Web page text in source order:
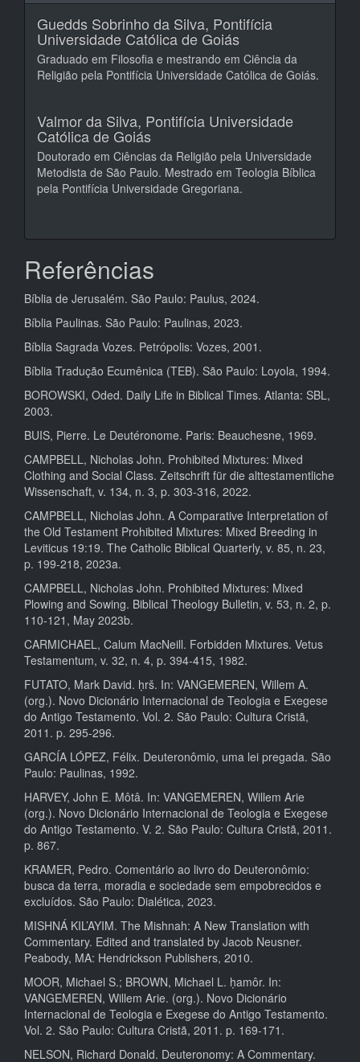
Guedds Sobrinho da Silva, Pontifícia
Universidade Católica de Goiás
Graduado em Filosofia e mestrando em Ciência da
Religião pela Pontifícia Universidade Católica de Goiás.
Valmor da Silva, Pontifícia Universidade
Católica de Goiás
Doutorado em Ciências da Religião pela Universidade
Metodista de São Paulo. Mestrado em Teologia Bíblica
pela Pontifícia Universidade Gregoriana.
Referências
Bíblia de Jerusalém. São Paulo: Paulus, 2024.
Bíblia Paulinas. São Paulo: Paulinas, 2023.
Bíblia Sagrada Vozes. Petrópolis: Vozes, 2001.
Bíblia Tradução Ecumênica (TEB). São Paulo: Loyola, 1994.
BOROWSKI, Oded. Daily Life in Biblical Times. Atlanta: SBL,
2003.
BUIS, Pierre. Le Deutéronome. Paris: Beauchesne, 1969.
CAMPBELL, Nicholas John. Prohibited Mixtures: Mixed
Clothing and Social Class. Zeitschrift für die alttestamentliche
Wissenschaft, v. 134, n. 3, p. 303-316, 2022.
CAMPBELL, Nicholas John. A Comparative Interpretation of
the Old Testament Prohibited Mixtures: Mixed Breeding in
Leviticus 19:19. The Catholic Biblical Quarterly, v. 85, n. 23,
p. 199-218, 2023a.
CAMPBELL, Nicholas John. Prohibited Mixtures: Mixed
Plowing and Sowing. Biblical Theology Bulletin, v. 53, n. 2, p.
110-121, May 2023b.
CARMICHAEL, Calum MacNeill. Forbidden Mixtures. Vetus
Testamentum, v. 32, n. 4, p. 394-415, 1982.
FUTATO, Mark David. ḥrš. In: VANGEMEREN, Willem A.
(org.). Novo Dicionário Internacional de Teologia e Exegese
do Antigo Testamento. Vol. 2. São Paulo: Cultura Cristã,
2011. p. 295-296.
GARCÍA LÓPEZ, Félix. Deuteronômio, uma lei pregada. São
Paulo: Paulinas, 1992.
HARVEY, John E. Môtâ. In: VANGEMEREN, Willem Arie
(org.). Novo Dicionário Internacional de Teologia e Exegese
do Antigo Testamento. V. 2. São Paulo: Cultura Cristã, 2011.
p. 867.
KRAMER, Pedro. Comentário ao livro do Deuteronômio:
busca da terra, moradia e sociedade sem empobrecidos e
excluídos. São Paulo: Dialética, 2023.
MISHNÁ KIL’AYIM. The Mishnah: A New Translation with
Commentary. Edited and translated by Jacob Neusner.
Peabody, MA: Hendrickson Publishers, 2010.
MOOR, Michael S.; BROWN, Michael L. ḥamôr. In:
VANGEMEREN, Willem Arie. (org.). Novo Dicionário
Internacional de Teologia e Exegese do Antigo Testamento.
Vol. 2. São Paulo: Cultura Cristã, 2011. p. 169-171.
NELSON, Richard Donald. Deuteronomy: A Commentary.